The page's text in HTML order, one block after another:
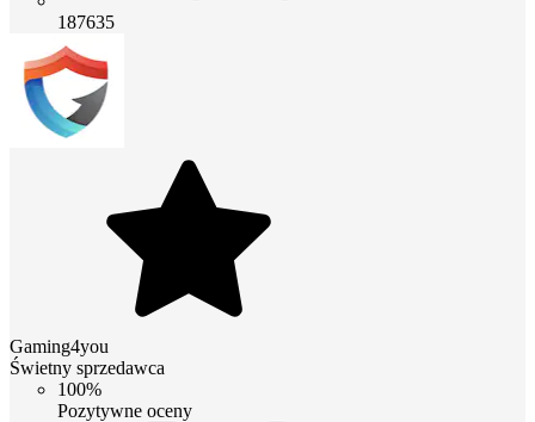
187635
Gaming4you
Świetny sprzedawca
100%
Pozytywne oceny